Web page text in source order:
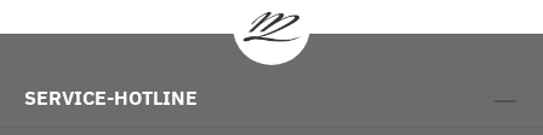
SERVICE-HOTLINE